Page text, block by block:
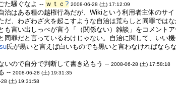
た騒ぐなよ -- ｗｔｃ? 2008-06-28 (土) 17:12:09
治はある種の越権行為だが、Wikiという利用者主体のサ
だ、わざわざ火を起こすような自治は荒らしと同罪では
も言い出しっぺが言う「（関係ない）雑談」をコメント
同罪だと言っているわけじゃない。自治に関して、いい
氏が黒いと言えば白いものでも黒いと言わなければな
いので自分で判断して書き込もう --2008-06-28 (土) 17:58:18
--2008-06-28 (土) 19:31:35
(土) 19:31:58